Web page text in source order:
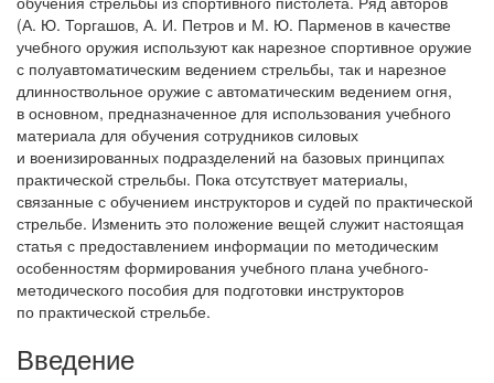
(А. Ю. Торгашов, А. И. Петров и М. Ю. Парменов в качестве
учебного оружия используют как нарезное спортивное оружие
с полуавтоматическим ведением стрельбы, так и нарезное
длинноствольное оружие с автоматическим ведением огня,
в основном, предназначенное для использования учебного
материала для обучения сотрудников силовых
и военизированных подразделений на базовых принципах
практической стрельбы. Пока отсутствует материалы,
связанные с обучением инструкторов и судей по практической
стрельбе. Изменить это положение вещей служит настоящая
статья с предоставлением информации по методическим
особенностям формирования учебного плана учебного-
методического пособия для подготовки инструкторов
по практической стрельбе.
Введение